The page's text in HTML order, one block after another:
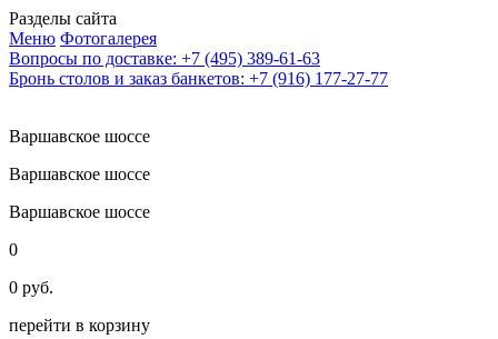
Разделы сайта
Меню Фотогалерея
Вопросы по доставке: +7 (495) 389-61-63
Бронь столов и заказ банкетов: +7 (916) 177-27-77
Варшавское шоссе
Варшавское шоссе
Варшавское шоссе
0
0 руб.
перейти в корзину